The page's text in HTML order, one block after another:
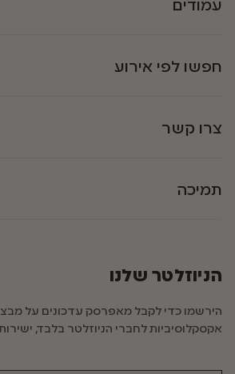
עמודים
חפשו לפי אירוע
צרו קשר
תמיכה
הניוזלטר שלנו
הירשמו כדי לקבל מאפרסק עדכונים על
אקסקלוסיביות לחברי הניוזלטר בלבד, ישירות